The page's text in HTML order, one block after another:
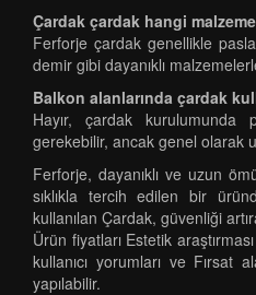
Çardak çardak hangi
Ferforje çardak genellikle
demir gibi dayanıklı
Balkon alanlarında çardak
Hayır, çardak kurulumunda
gerekebilir, ancak genel olarak
Ferforje, dayanıklı ve uzun
sıklıkla tercih edilen bir
kullanılan Çardak, güvenliği
Ürün fiyatları Estetik
kullanıcı yorumları ve Fırsat
yapılabilir.